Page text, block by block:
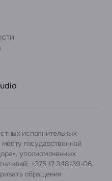
исполнительных
государственной
уполномоченных
+375 17 348-39-06.
обращения